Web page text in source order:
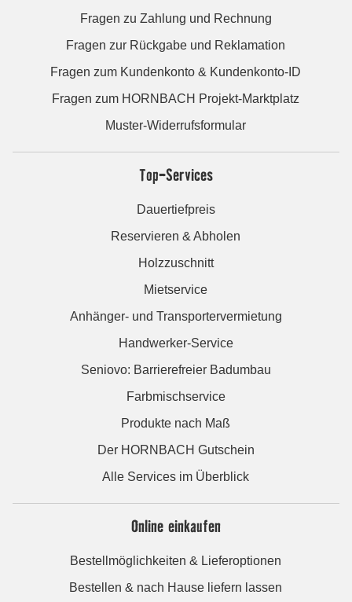
Fragen zu Zahlung und Rechnung
Fragen zur Rückgabe und Reklamation
Fragen zum Kundenkonto & Kundenkonto-ID
Fragen zum HORNBACH Projekt-Marktplatz
Muster-Widerrufsformular
Top-Services
Dauertiefpreis
Reservieren & Abholen
Holzzuschnitt
Mietservice
Anhänger- und Transportervermietung
Handwerker-Service
Seniovo: Barrierefreier Badumbau
Farbmischservice
Produkte nach Maß
Der HORNBACH Gutschein
Alle Services im Überblick
Online einkaufen
Bestellmöglichkeiten & Lieferoptionen
Bestellen & nach Hause liefern lassen